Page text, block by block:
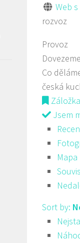
Web
rozvoz
Provoz
Co
česká
Záložka
Jsem
Mapa
Sort by: